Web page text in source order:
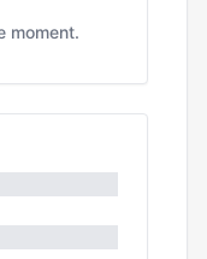
moment.